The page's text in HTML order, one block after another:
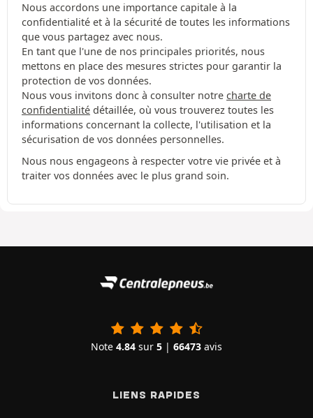
Nous accordons une importance capitale à la
confidentialité et à la sécurité de toutes les informations
que vous partagez avec nous.
En tant que l'une de nos principales priorités, nous
mettons en place des mesures strictes pour garantir la
protection de vos données.
Nous vous invitons donc à consulter notre charte de
confidentialité détaillée, où vous trouverez toutes les
informations concernant la collecte, l'utilisation et la
sécurisation de vos données personnelles.
Nous nous engageons à respecter votre vie privée et à
traiter vos données avec le plus grand soin.
Note 4.84 sur 5 | 66473 avis
LIENS RAPIDES